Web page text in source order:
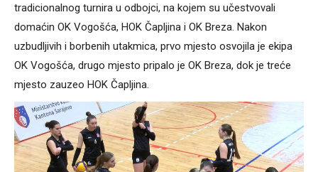
tradicionalnog turnira u odbojci, na kojem su učestvovali
domaćin OK Vogošća, HOK Čapljina i OK Breza. Nakon
uzbudljivih i borbenih utakmica, prvo mjesto osvojila je ekipa
OK Vogošća, drugo mjesto pripalo je OK Breza, dok je treće
mjesto zauzeo HOK Čapljina.